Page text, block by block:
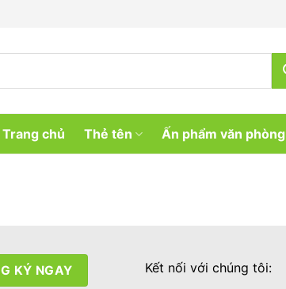
Trang chủ Thẻ tên Ấn phẩm văn phòng
Kết nối với chúng tôi: